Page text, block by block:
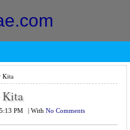
Kita
Kita
PM With No Comments